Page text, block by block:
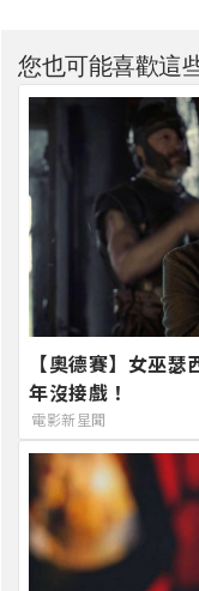
您也可能喜歡這
【奧德賽】女巫
年沒接戲！
電影新星聞